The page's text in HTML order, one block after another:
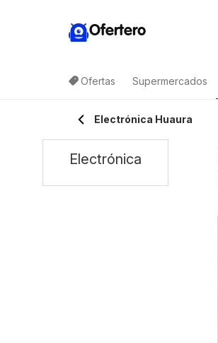
Ofertero
Ofertas Supermercados
Electrónica Huaura
Electrónica